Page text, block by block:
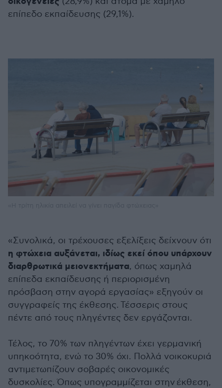
επίπεδο εκπαίδευσης (29,1%).
«Συνολικά, οι τρέχουσες εξελίξεις δείχνουν ότι
η φτώχεια αυξάνεται, ιδίως εκεί όπου υπάρχουν
διαρθρωτικά μειονεκτήματα, όπως χαμηλά
επίπεδα εκπαίδευσης ή περιορισμένη
πρόσβαση στην αγορά εργασίας» εξηγούν οι
συγγραφείς της έκθεσης. Τέσσερις στους
πέντε από τους πληγέντες δεν εργάζονται.
Τέλος, το 70% των πληγέντων έχει γερμανική
υπηκοότητα, ενώ το 30% όχι. Πολλά νοικοκυριά
αντιμετωπίζουν σοβαρές οικονομικές
δυσκολίες. Όπως υπογραμμίζεται στην έκθεση,